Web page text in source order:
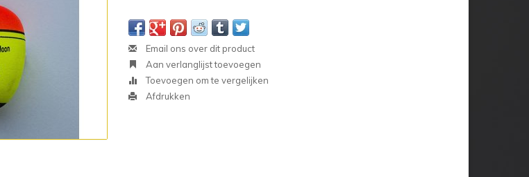
Email ons over dit product
Aan verlanglijst toevoegen
Toevoegen om te vergelijken
Afdrukken